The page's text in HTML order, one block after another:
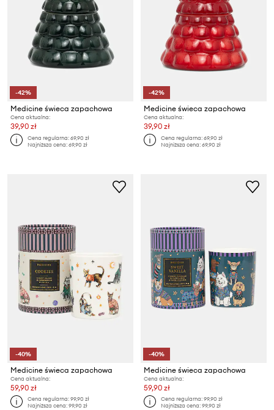
-42%
Medicine świeca zapachowa
Cena aktualna:
39,90 zł
Cena regularna:69,90 zł
Najniższa cena:69,90 zł
-42%
Medicine świeca zapachowa
Cena aktualna:
39,90 zł
Cena regularna:69,90 zł
Najniższa cena:69,90 zł
-40%
Medicine świeca zapachowa
Cena aktualna:
59,90 zł
Cena regularna:99,90 zł
Najniższa cena:99,90 zł
-40%
Medicine świeca zapachowa
Cena aktualna:
59,90 zł
Cena regularna:99,90 zł
Najniższa cena:99,90 zł